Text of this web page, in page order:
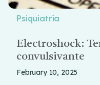
Psiquiatría
Electroshock:
convulsivante
February 10, 2025